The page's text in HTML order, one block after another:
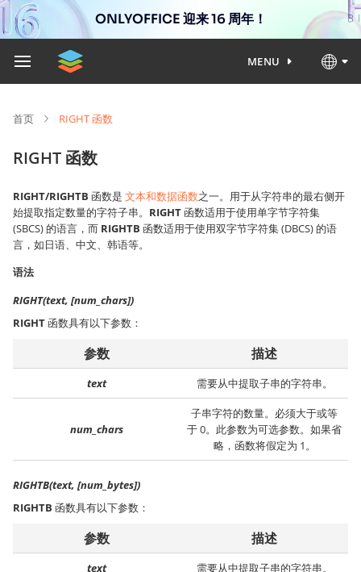
ONLYOFFICE 迎来 16 周年！
MENU
首页 RIGHT 函数
RIGHT 函数
RIGHT/RIGHTB 函数是 文本和数据函数之一。用于从字符串的最右侧开
始提取指定数量的字符子串。 RIGHT函数适用于使用单字节字符集
(SBCS) 的语言，而 RIGHTB 函数适用于使用双字节字符集 (DBCS) 的语
言，如日语、中文、韩语等。
语法
RIGHT(text, [num_chars])
RIGHT函数具有以下参数：
参数 描述
text 需要从中提取子串的字符串。
num_chars
子串字符的数量。必须大于或等
于 0。此参数为可选参数。如果省
略，函数将假定为 1。
RIGHTB(text, [num_bytes])
RIGHTB 函数具有以下参数：
参数 描述
text 需要从中提取子串的字符串。